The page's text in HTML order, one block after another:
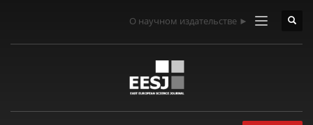
О научном издательстве ►